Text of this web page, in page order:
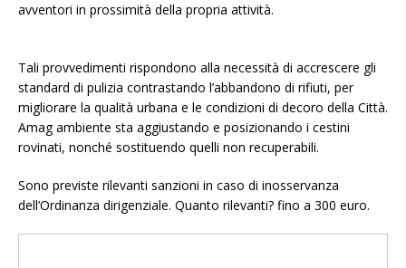
avventori in prossimità della propria attività.
Tali provvedimenti rispondono alla necessità di accrescere gli
standard di pulizia contrastando l’abbandono di rifiuti, per
migliorare la qualità urbana e le condizioni di decoro della Città.
Amag ambiente sta aggiustando e posizionando i cestini
rovinati, nonché sostituendo quelli non recuperabili.
Sono previste rilevanti sanzioni in caso di inosservanza
dell’Ordinanza dirigenziale. Quanto rilevanti? fino a 300 euro.